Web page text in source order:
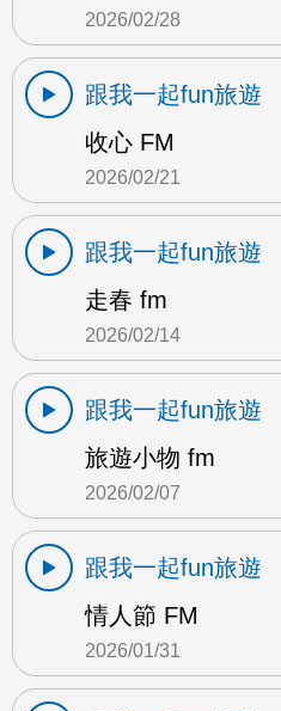
2026/02/28
跟我一起fun旅遊
收心 FM
2026/02/21
跟我一起fun旅遊
走春 fm
2026/02/14
跟我一起fun旅遊
旅遊小物 fm
2026/02/07
跟我一起fun旅遊
情人節 FM
2026/01/31